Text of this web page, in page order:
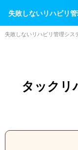
失敗しないリハビリ
失敗しないリハビリ管理シス
タックリ